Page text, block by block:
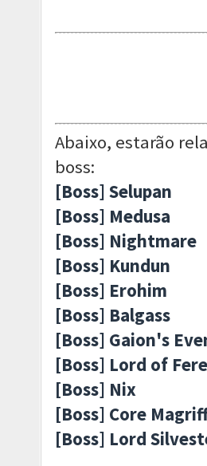
Abaixo, estarão
boss:
[Boss] Selupan
[Boss] Medusa
[Boss] Nightmare
[Boss] Kundun
[Boss] Erohim
[Boss] Balgass
[Boss] Gaion's
[Boss] Lord of
[Boss] Nix
[Boss] Core
[Boss] Lord